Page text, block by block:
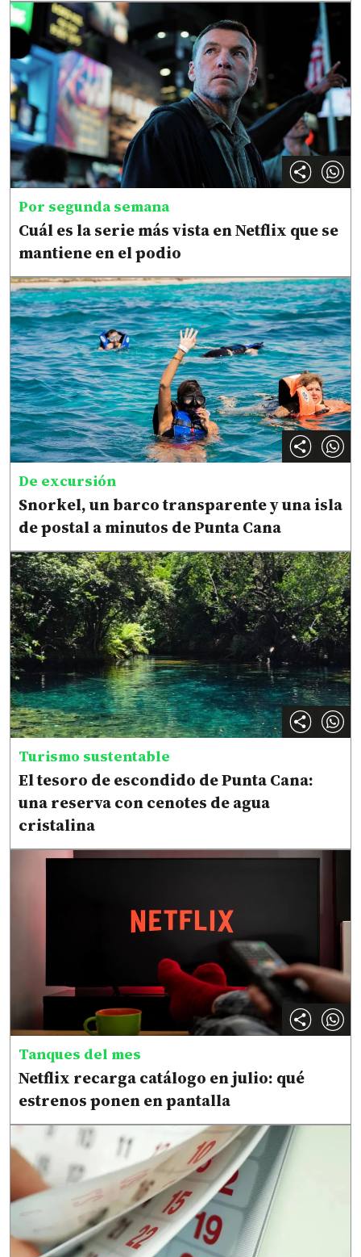
Por segunda semana
Cuál es la serie más vista en Netflix que se
mantiene en el podio
De excursión
Snorkel, un barco transparente y una isla
de postal a minutos de Punta Cana
Turismo sustentable
El tesoro de escondido de Punta Cana:
una reserva con cenotes de agua
cristalina
Tanques del mes
Netflix recarga catálogo en julio: qué
estrenos ponen en pantalla